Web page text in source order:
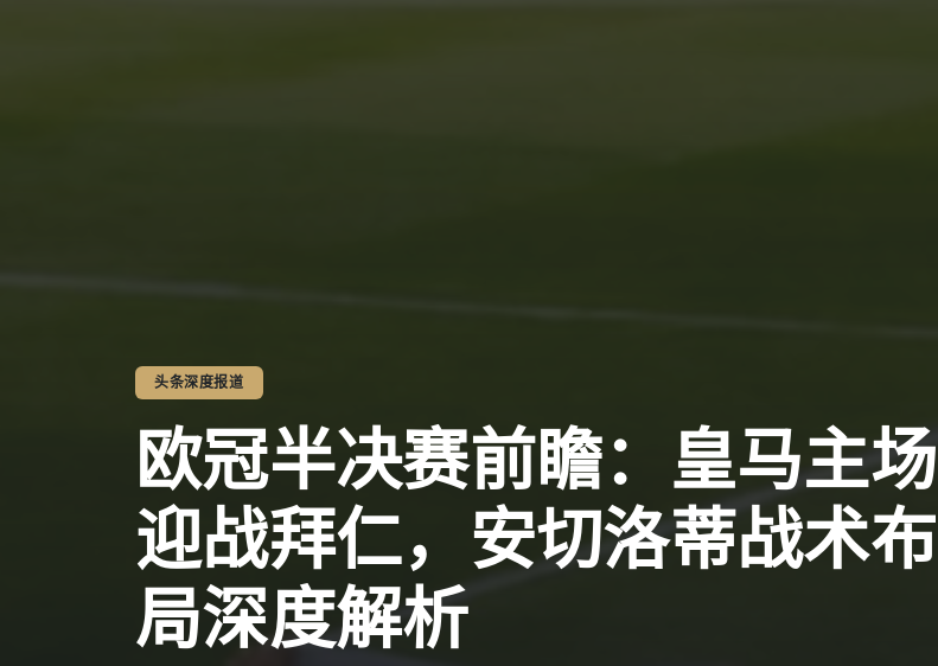
头条深度报道
欧冠半决赛前瞻：皇马主场
迎战拜仁，安切洛蒂战术布
局深度解析